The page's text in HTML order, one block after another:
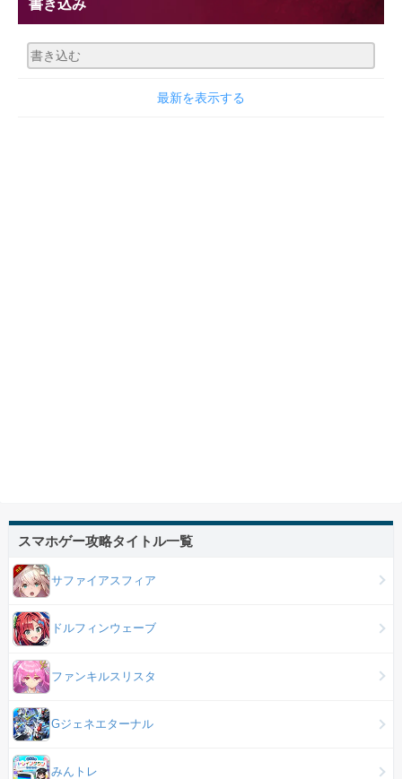
書き込み
最新を表示する
スマホゲー攻略タイトル一覧
サファイアスフィア
ドルフィンウェーブ
ファンキルスリスタ
Gジェネエターナル
みんトレ